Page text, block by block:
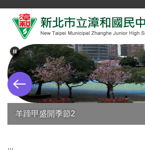
要
內
容
區
羊蹄甲盛開季節2